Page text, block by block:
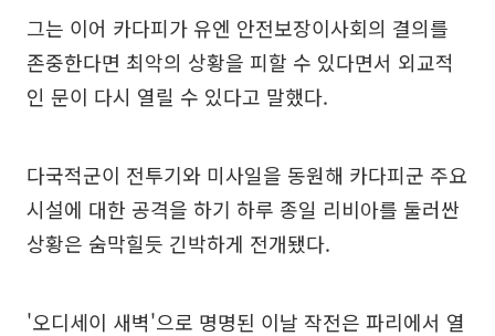
그는 이어 카다피가 유엔 안전보장이사회의 결의를
존중한다면 최악의 상황을 피할 수 있다면서 외교적
인 문이 다시 열릴 수 있다고 말했다.
다국적군이 전투기와 미사일을 동원해 카다피군 주요
시설에 대한 공격을 하기 하루 종일 리비아를 둘러싼
상황은 숨막힐듯 긴박하게 전개됐다.
'오디세이 새벽'으로 명명된 이날 작전은 파리에서 열